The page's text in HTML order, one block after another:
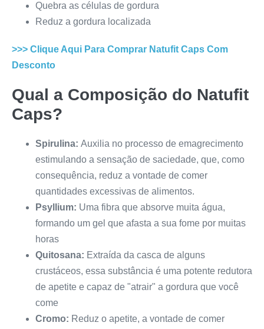
Quebra as células de gordura
Reduz a gordura localizada
>>> Clique Aqui Para Comprar Natufit Caps Com
Desconto
Qual a Composição do Natufit
Caps?
Spirulina: Auxilia no processo de emagrecimento
estimulando a sensação de saciedade, que, como
consequência, reduz a vontade de comer
quantidades excessivas de alimentos.
Psyllium: Uma fibra que absorve muita água,
formando um gel que afasta a sua fome por muitas
horas
Quitosana: Extraída da casca de alguns
crustáceos, essa substância é uma potente redutora
de apetite e capaz de "atrair" a gordura que você
come
Cromo: Reduz o apetite, a vontade de comer